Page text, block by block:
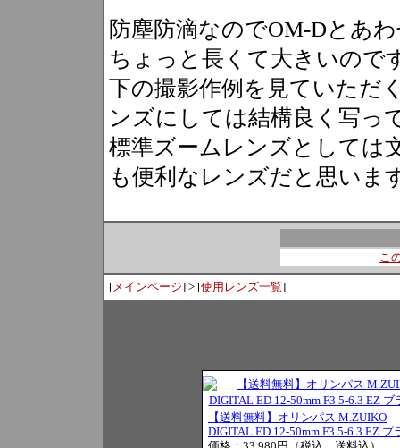
防塵防滴なのでOM-Dとあ
ちょっと長くて大きいので
下の撮影作例を見ていただ
ンズにしては結構良く写っ
標準ズームレンズとしては
も便利なレンズだと思いま
こ
[メインページ] > [使用レンズ一覧]
【送料無料】オリンパス M.ZUIKO
DIGITAL ED 12-50mm F3.5-6.3 EZ ブ